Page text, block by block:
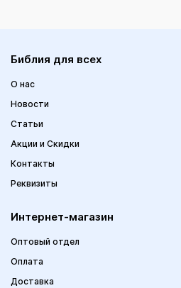
Библия для всех
О нас
Новости
Статьи
Акции и Скидки
Контакты
Реквизиты
Интернет-магазин
Оптовый отдел
Оплата
Доставка